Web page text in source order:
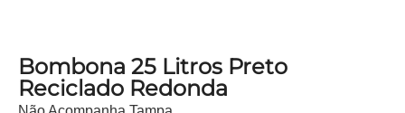
Bombona 25 Litros Preto
Reciclado Redonda